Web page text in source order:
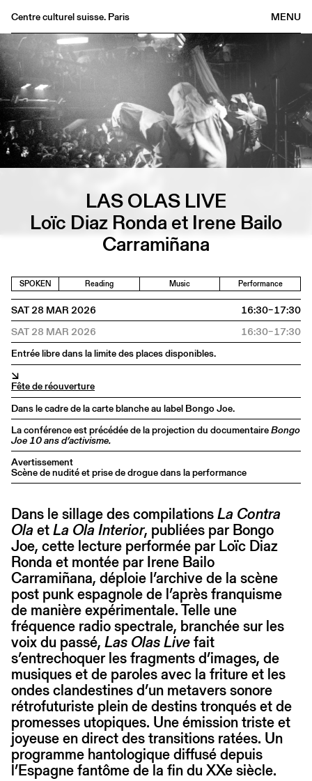
MENU
Centre culturel suisse. Paris
Agenda
Bookshop
Buvette
Archives
Medias
Publications
LAS OLAS LIVE
Loïc Diaz Ronda et Irene Bailo
Carramiñana
SPOKEN Reading Music Performance
SAT 28 MAR 2026
16:30–17:30
SAT 28 MAR 2026
16:30–17:30
Entrée libre dans la limite des places disponibles.
↘
Fête de réouverture
Dans le cadre de la carte blanche au label Bongo Joe.
La conférence est précédée de la projection du documentaireBongo
Joe 10 ans d’activisme.
Avertissement
Scène de nudité et prise de drogue dans la performance
Dans le sillage des compilationsLa Contra
OlaetLa Ola Interior, publiées par Bongo
Joe, cette lecture performée par Loïc Diaz
Ronda et montée par Irene Bailo
Carramiñana, déploie l’archive de la scène
post punk espagnole de l’après franquisme
de manière expérimentale. Telle une
fréquence radio spectrale, branchée sur les
voix du passé, Las Olas Livefait
s’entrechoquer les fragments d’images, de
musiques et de paroles avec la friture et les
ondes clandestines d’un metavers sonore
rétrofuturiste plein de destins tronqués et de
promesses utopiques. Une émission triste et
joyeuse en direct des transitions ratées. Un
programme hantologique diffusé depuis
l’Espagne fantôme de la fin du XXe siècle.